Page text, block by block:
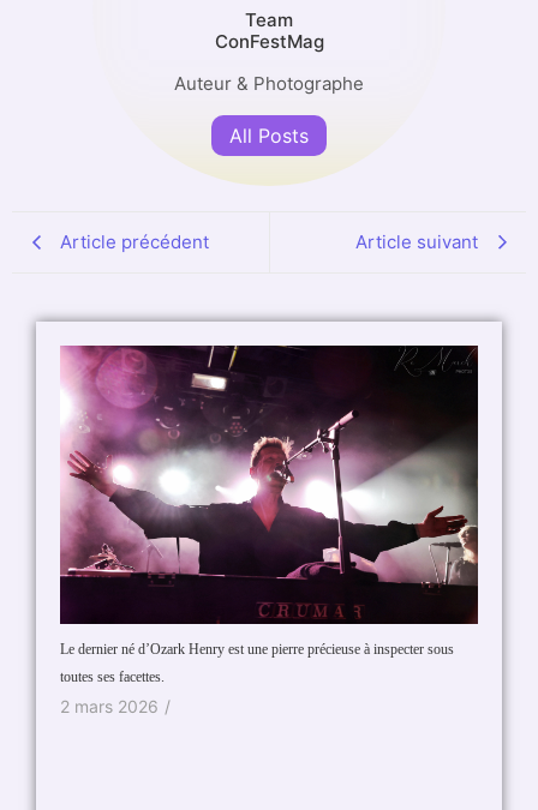
Team
ConFestMag
Auteur & Photographe
All Posts
Article précédent Article suivant
Le dernier né d’Ozark Henry est une pierre précieuse à inspecter sous
toutes ses facettes.
2 mars 2026 /